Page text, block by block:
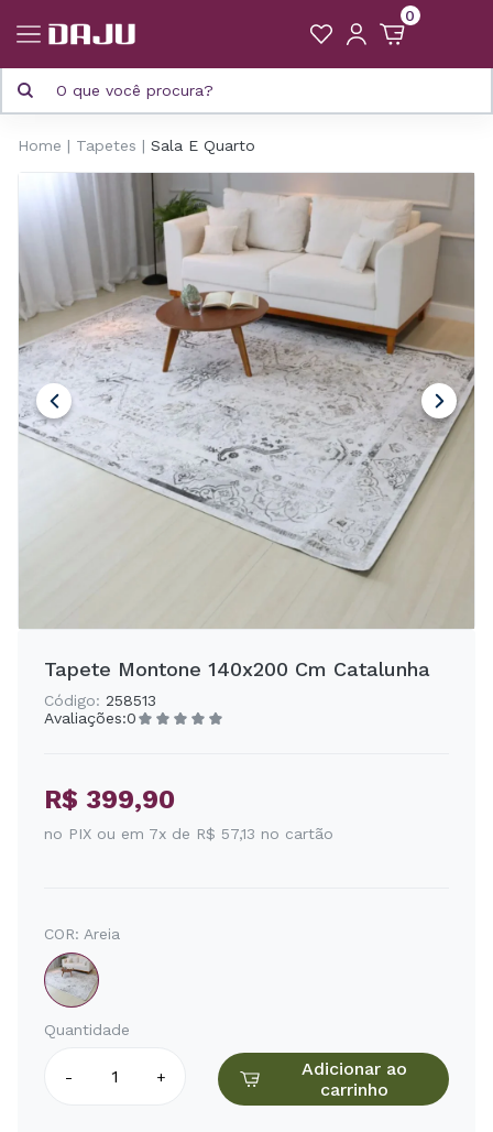
0
Home Tapetes Sala E Quarto
Tapete Montone 140x200 Cm Catalunha
Código: 258513
Avaliações:0
R$ 399,90
no PIX ou em 7x de R$ 57,13 no cartão
COR: Areia
Quantidade
- +
Adicionar ao
carrinho